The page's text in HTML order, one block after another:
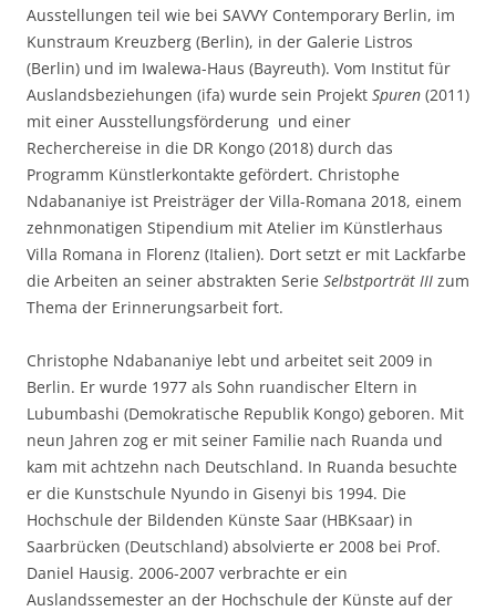
Ausstellungen teil wie bei SAVVY Contemporary Berlin, im
Kunstraum Kreuzberg (Berlin), in der Galerie Listros
(Berlin) und im Iwalewa-Haus (Bayreuth). Vom Institut für
Auslandsbeziehungen (ifa) wurde sein Projekt Spuren (2011)
mit einer Ausstellungsförderung und einer
Recherchereise in die DR Kongo (2018) durch das
Programm Künstlerkontakte gefördert. Christophe
Ndabananiye ist Preisträger der Villa-Romana 2018, einem
zehnmonatigen Stipendium mit Atelier im Künstlerhaus
Villa Romana in Florenz (Italien). Dort setzt er mit Lackfarbe
die Arbeiten an seiner abstrakten Serie Selbstporträt III zum
Thema der Erinnerungsarbeit fort.
Christophe Ndabananiye lebt und arbeitet seit 2009 in
Berlin. Er wurde 1977 als Sohn ruandischer Eltern in
Lubumbashi (Demokratische Republik Kongo) geboren. Mit
neun Jahren zog er mit seiner Familie nach Ruanda und
kam mit achtzehn nach Deutschland. In Ruanda besuchte
er die Kunstschule Nyundo in Gisenyi bis 1994. Die
Hochschule der Bildenden Künste Saar (HBKsaar) in
Saarbrücken (Deutschland) absolvierte er 2008 bei Prof.
Daniel Hausig. 2006-2007 verbrachte er ein
Auslandssemester an der Hochschule der Künste auf der